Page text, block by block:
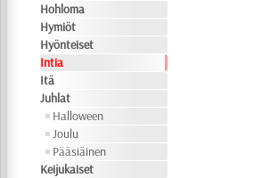
Hohloma
Hymiöt
Hyönteiset
Intia
Itä
Juhlat
Halloween
Joulu
Pääsiäinen
Keijukaiset